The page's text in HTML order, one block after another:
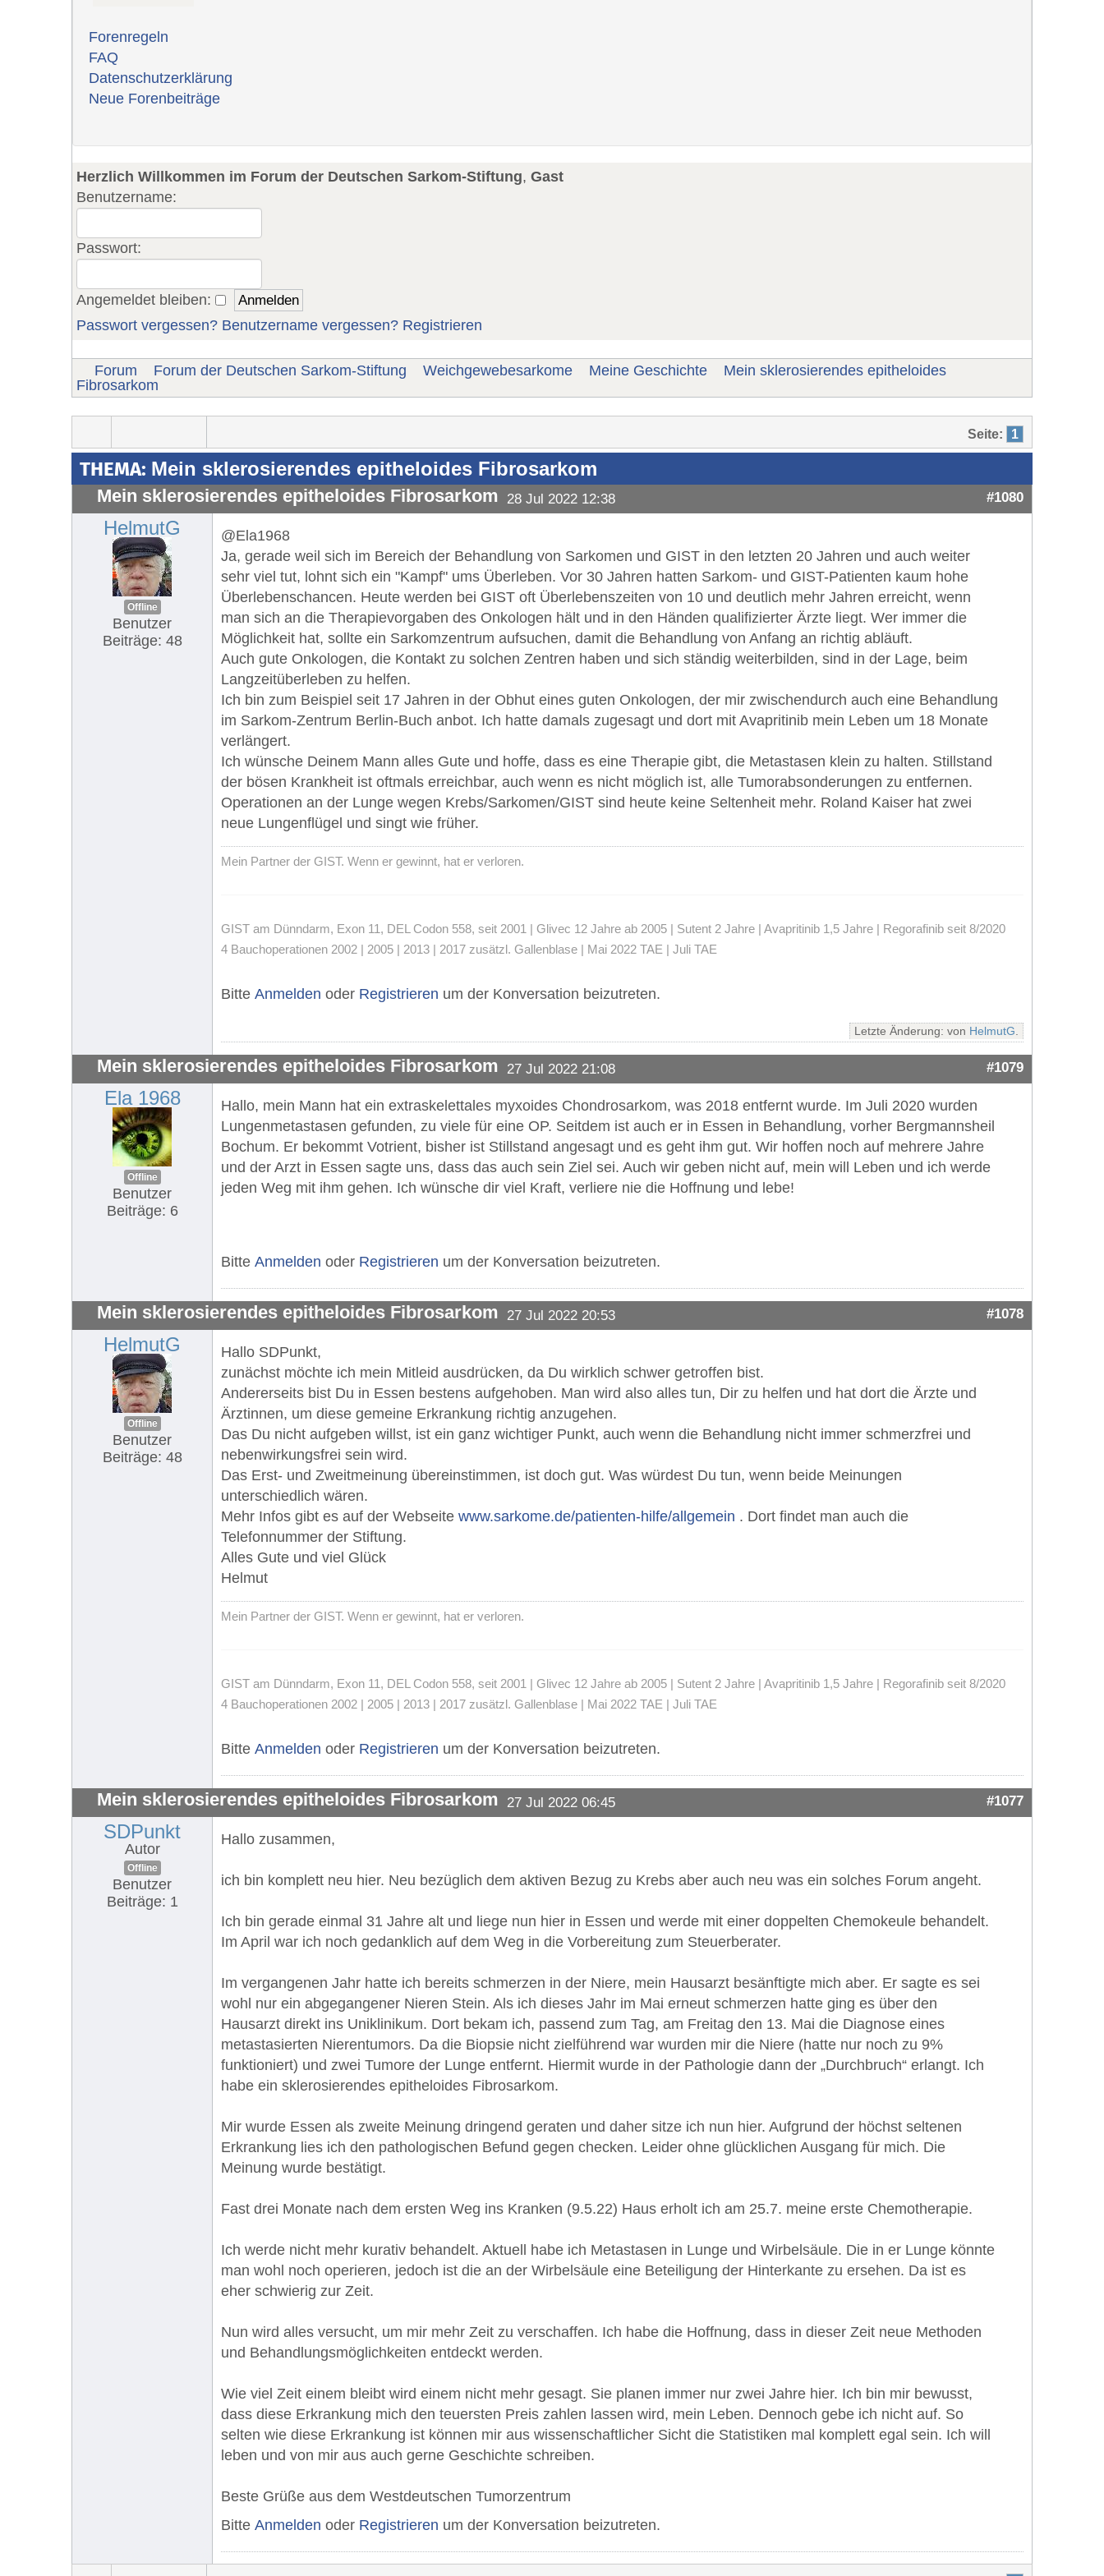
Forenregeln
FAQ
Datenschutzerklärung
Neue Forenbeiträge
Herzlich Willkommen im Forum der Deutschen Sarkom-Stiftung, Gast
Benutzername:
Passwort:
Angemeldet bleiben:
Passwort vergessen? Benutzername vergessen? Registrieren
Forum Forum der Deutschen Sarkom-Stiftung Weichgewebesarkome Meine Geschichte
Mein sklerosierendes epitheloides
Fibrosarkom
Seite: 1
THEMA: Mein sklerosierendes epitheloides Fibrosarkom
Mein sklerosierendes epitheloides Fibrosarkom 28 Jul 2022 12:38 #1080
HelmutG
Offline
Benutzer
Beiträge: 48
@Ela1968
Ja, gerade weil sich im Bereich der Behandlung von Sarkomen und GIST in den letzten 20 Jahren und auch weiter
sehr viel tut, lohnt sich ein "Kampf" ums Überleben. Vor 30 Jahren hatten Sarkom- und GIST-Patienten kaum hohe
Überlebenschancen. Heute werden bei GIST oft Überlebenszeiten von 10 und deutlich mehr Jahren erreicht, wenn
man sich an die Therapievorgaben des Onkologen hält und in den Händen qualifizierter Ärzte liegt. Wer immer die
Möglichkeit hat, sollte ein Sarkomzentrum aufsuchen, damit die Behandlung von Anfang an richtig abläuft.
Auch gute Onkologen, die Kontakt zu solchen Zentren haben und sich ständig weiterbilden, sind in der Lage, beim
Langzeitüberleben zu helfen.
Ich bin zum Beispiel seit 17 Jahren in der Obhut eines guten Onkologen, der mir zwischendurch auch eine Behandlung
im Sarkom-Zentrum Berlin-Buch anbot. Ich hatte damals zugesagt und dort mit Avapritinib mein Leben um 18 Monate
verlängert.
Ich wünsche Deinem Mann alles Gute und hoffe, dass es eine Therapie gibt, die Metastasen klein zu halten. Stillstand
der bösen Krankheit ist oftmals erreichbar, auch wenn es nicht möglich ist, alle Tumorabsonderungen zu entfernen.
Operationen an der Lunge wegen Krebs/Sarkomen/GIST sind heute keine Seltenheit mehr. Roland Kaiser hat zwei
neue Lungenflügel und singt wie früher.
Mein Partner der GIST. Wenn er gewinnt, hat er verloren.
GIST am Dünndarm, Exon 11, DEL Codon 558, seit 2001 | Glivec 12 Jahre ab 2005 | Sutent 2 Jahre | Avapritinib 1,5 Jahre | Regorafinib seit 8/2020
4 Bauchoperationen 2002 | 2005 | 2013 | 2017 zusätzl. Gallenblase | Mai 2022 TAE | Juli TAE
Bitte Anmelden oder Registrieren um der Konversation beizutreten.
Letzte Änderung: von HelmutG
Mein sklerosierendes epitheloides Fibrosarkom 27 Jul 2022 21:08 #1079
Ela 1968
Offline
Benutzer
Beiträge: 6
Hallo, mein Mann hat ein extraskelettales myxoides Chondrosarkom, was 2018 entfernt wurde. Im Juli 2020 wurden
Lungenmetastasen gefunden, zu viele für eine OP. Seitdem ist auch er in Essen in Behandlung, vorher Bergmannsheil
Bochum. Er bekommt Votrient, bisher ist Stillstand angesagt und es geht ihm gut. Wir hoffen noch auf mehrere Jahre
und der Arzt in Essen sagte uns, dass das auch sein Ziel sei. Auch wir geben nicht auf, mein will Leben und ich werde
jeden Weg mit ihm gehen. Ich wünsche dir viel Kraft, verliere nie die Hoffnung und lebe!
Bitte Anmelden oder Registrieren um der Konversation beizutreten.
Mein sklerosierendes epitheloides Fibrosarkom 27 Jul 2022 20:53 #1078
HelmutG
Offline
Benutzer
Beiträge: 48
Hallo SDPunkt,
zunächst möchte ich mein Mitleid ausdrücken, da Du wirklich schwer getroffen bist.
Andererseits bist Du in Essen bestens aufgehoben. Man wird also alles tun, Dir zu helfen und hat dort die Ärzte und
Ärztinnen, um diese gemeine Erkrankung richtig anzugehen.
Das Du nicht aufgeben willst, ist ein ganz wichtiger Punkt, auch wenn die Behandlung nicht immer schmerzfrei und
nebenwirkungsfrei sein wird.
Das Erst- und Zweitmeinung übereinstimmen, ist doch gut. Was würdest Du tun, wenn beide Meinungen
unterschiedlich wären.
Mehr Infos gibt es auf der Webseite www.sarkome.de/patienten-hilfe/allgemein . Dort findet man auch die
Telefonnummer der Stiftung.
Alles Gute und viel Glück
Helmut
Mein Partner der GIST. Wenn er gewinnt, hat er verloren.
GIST am Dünndarm, Exon 11, DEL Codon 558, seit 2001 | Glivec 12 Jahre ab 2005 | Sutent 2 Jahre | Avapritinib 1,5 Jahre | Regorafinib seit 8/2020
4 Bauchoperationen 2002 | 2005 | 2013 | 2017 zusätzl. Gallenblase | Mai 2022 TAE | Juli TAE
Bitte Anmelden oder Registrieren um der Konversation beizutreten.
Mein sklerosierendes epitheloides Fibrosarkom 27 Jul 2022 06:45 #1077
SDPunkt
Autor
Offline
Benutzer
Beiträge: 1
Hallo zusammen,
ich bin komplett neu hier. Neu bezüglich dem aktiven Bezug zu Krebs aber auch neu was ein solches Forum angeht.
Ich bin gerade einmal 31 Jahre alt und liege nun hier in Essen und werde mit einer doppelten Chemokeule behandelt.
Im April war ich noch gedanklich auf dem Weg in die Vorbereitung zum Steuerberater.
Im vergangenen Jahr hatte ich bereits schmerzen in der Niere, mein Hausarzt besänftigte mich aber. Er sagte es sei
wohl nur ein abgegangener Nieren Stein. Als ich dieses Jahr im Mai erneut schmerzen hatte ging es über den
Hausarzt direkt ins Uniklinikum. Dort bekam ich, passend zum Tag, am Freitag den 13. Mai die Diagnose eines
metastasierten Nierentumors. Da die Biopsie nicht zielführend war wurden mir die Niere (hatte nur noch zu 9%
funktioniert) und zwei Tumore der Lunge entfernt. Hiermit wurde in der Pathologie dann der „Durchbruch“ erlangt. Ich
habe ein sklerosierendes epitheloides Fibrosarkom.
Mir wurde Essen als zweite Meinung dringend geraten und daher sitze ich nun hier. Aufgrund der höchst seltenen
Erkrankung lies ich den pathologischen Befund gegen checken. Leider ohne glücklichen Ausgang für mich. Die
Meinung wurde bestätigt.
Fast drei Monate nach dem ersten Weg ins Kranken (9.5.22) Haus erholt ich am 25.7. meine erste Chemotherapie.
Ich werde nicht mehr kurativ behandelt. Aktuell habe ich Metastasen in Lunge und Wirbelsäule. Die in er Lunge könnte
man wohl noch operieren, jedoch ist die an der Wirbelsäule eine Beteiligung der Hinterkante zu ersehen. Da ist es
eher schwierig zur Zeit.
Nun wird alles versucht, um mir mehr Zeit zu verschaffen. Ich habe die Hoffnung, dass in dieser Zeit neue Methoden
und Behandlungsmöglichkeiten entdeckt werden.
Wie viel Zeit einem bleibt wird einem nicht mehr gesagt. Sie planen immer nur zwei Jahre hier. Ich bin mir bewusst,
dass diese Erkrankung mich den teuersten Preis zahlen lassen wird, mein Leben. Dennoch gebe ich nicht auf. So
selten wie diese Erkrankung ist können mir aus wissenschaftlicher Sicht die Statistiken mal komplett egal sein. Ich will
leben und von mir aus auch gerne Geschichte schreiben.
Beste Grüße aus dem Westdeutschen Tumorzentrum
Bitte Anmelden oder Registrieren um der Konversation beizutreten.